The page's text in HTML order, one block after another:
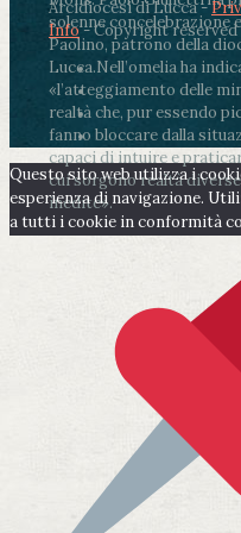
solenne concelebrazione
Paolino, patrono della
Lucca.Nell’omelia ha
«l’atteggiamento delle
realtà che, pur essendo
fanno bloccare dalla
capaci di intuire e
cui sorgono realtà
inedite».
Arcidiocesi di Lucca -
Info- Copyright reserved
Questo sito web utilizza i
esperienza di navigazione.
a tutti i cookie in conformità